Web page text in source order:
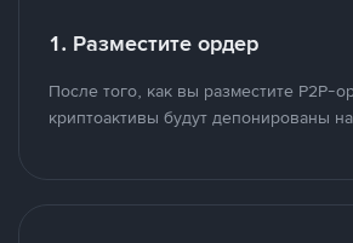
1. Разместите ордер
После того, как вы разместите P2P-
криптоактивы будут депонированы